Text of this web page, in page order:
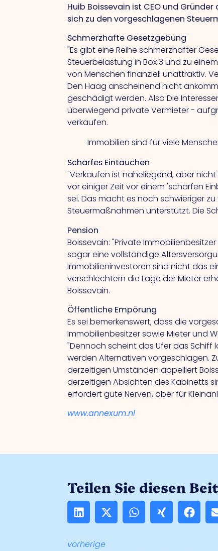
Huib Boissevain ist CEO und
sich zu den vorgeschlagenen
Schmerzhafte Gesetzgebung
"Es gibt eine Reihe schmerzhafter
Steuerbelastung in Box 3 und zu
von Menschen finanziell unattraktiv.
Den Haag anscheinend nicht
geschädigt werden.AlsoDie
überwiegend private Vermieter -
verkaufen.
Immobilien sind für viele
Scharfes Eintauchen
"Verkaufen ist naheliegend, aber
vor einiger Zeit vor einem 'scharfen
sei.Dasmacht es noch schwieriger zu
Steuermaßnahmen unterstützt.Die
Pension
Boissevain: "Private
sogar eine vollständige
Immobilieninvestoren sind nicht das
verschlechtern die Lage der Mieter
Boissevain.
Öffentliche Empörung
Es sei bemerkenswert, dass die
Immobilienbesitzer sowie Mieter und
"Dennoch scheint das Ufer das
werden Alternativen vorgeschlagen.
derzeitigen Umständen appelliert
derzeitigen Absichten des Kabinetts
erfordert gute Nerven, aber für
www.annexum.nl
Teilen Sie diesen
vorherige